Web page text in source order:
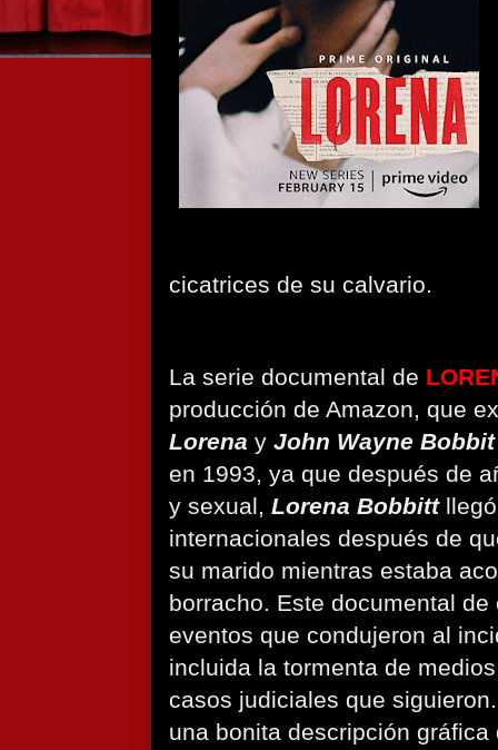
cicatrices de su calvario.
La serie documental de
producción de Amazon, que
Lorena y John Wayne
en 1993, ya que después de
y sexual, Lorena Bobbittllegó
internacionales después de
su marido mientras estaba
borracho. Este documental
eventos que condujeron al
incluida la tormenta de
casos judiciales que
una bonita descripción